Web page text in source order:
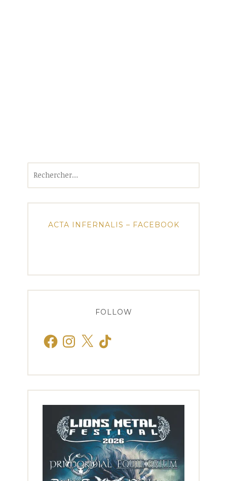
ACTA INFERNALIS – FACEBOOK
FOLLOW
FacebookInstagram
X TikTok